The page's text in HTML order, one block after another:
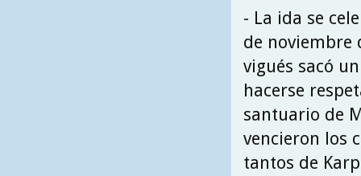
- La ida se
de noviembre
vigués sacó
hacerse
santuario de
vencieron los
tantos de